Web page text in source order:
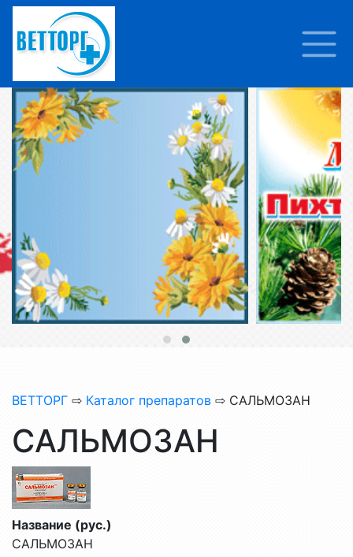
ВЕТТОРГ ⇨ Каталог препаратов ⇨ САЛЬМОЗАН
САЛЬМОЗАН
Название (рус.)
САЛЬМОЗАН